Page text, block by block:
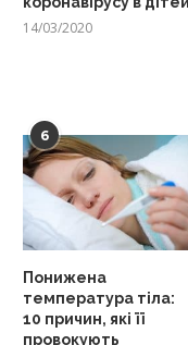
14/03/2020
6
Понижена
температура тіла:
10 причин, які її
провокують